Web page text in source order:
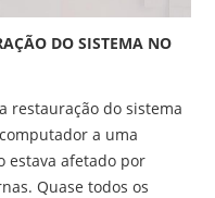
DO SISTEMA NO
restauração do sistema
a uma
estava afetado por
Quase todos os